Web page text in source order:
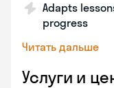
Adapts
progress
Читать дальше
Услуги и